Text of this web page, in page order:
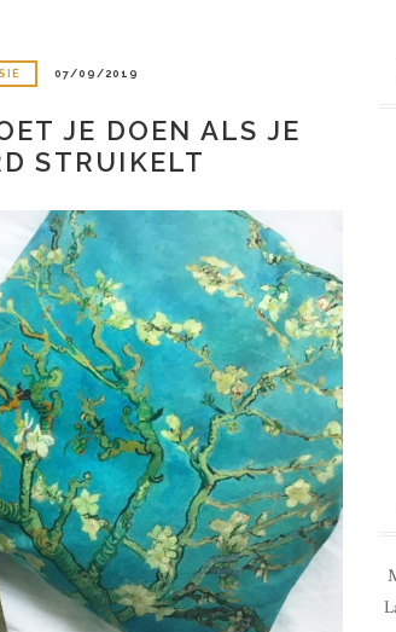
07/09/2019
JE DOEN ALS JE
STRUIKELT